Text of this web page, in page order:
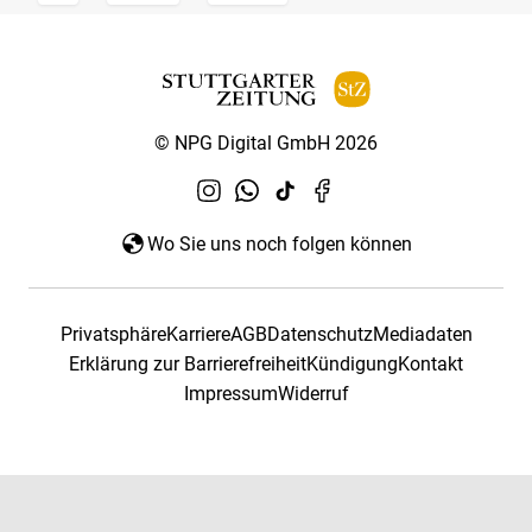
© NPG Digital GmbH 2026
Wo Sie uns noch folgen können
PrivatsphäreKarriereAGBDatenschutzMediadaten
Erklärung zur BarrierefreiheitKündigungKontakt
ImpressumWiderruf